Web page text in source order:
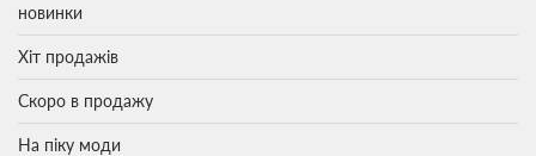
новинки
Хіт продажів
Скоро в продажу
На піку моди